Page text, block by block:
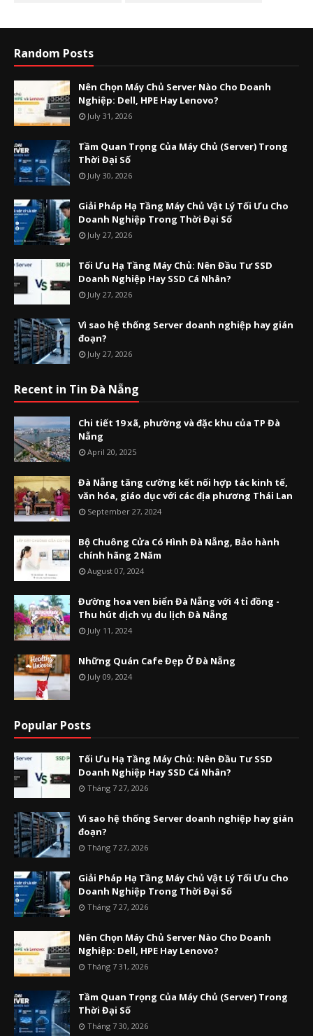
Random Posts
Nên Chọn Máy Chủ Server Nào Cho Doanh
Nghiệp: Dell, HPE Hay Lenovo?
July 31, 2026
Tầm Quan Trọng Của Máy Chủ (Server) Trong
Thời Đại Số
July 30, 2026
Giải Pháp Hạ Tầng Máy Chủ Vật Lý Tối Ưu Cho
Doanh Nghiệp Trong Thời Đại Số
July 27, 2026
Tối Ưu Hạ Tầng Máy Chủ: Nên Đầu Tư SSD
Doanh Nghiệp Hay SSD Cá Nhân?
July 27, 2026
Vì sao hệ thống Server doanh nghiệp hay gián
đoạn?
July 27, 2026
Recent in Tin Đà Nẵng
Chi tiết 19 xã, phường và đặc khu của TP Đà
Nẵng
April 20, 2025
Đà Nẵng tăng cường kết nối hợp tác kinh tế,
văn hóa, giáo dục với các địa phương Thái Lan
September 27, 2024
Bộ Chuông Cửa Có Hình Đà Nẵng, Bảo hành
chính hãng 2 Năm
August 07, 2024
Đường hoa ven biển Đà Nẵng với 4 tỉ đồng -
Thu hút dịch vụ du lịch Đà Nẵng
July 11, 2024
Những Quán Cafe Đẹp Ở Đà Nẵng
July 09, 2024
Popular Posts
Tối Ưu Hạ Tầng Máy Chủ: Nên Đầu Tư SSD
Doanh Nghiệp Hay SSD Cá Nhân?
Tháng 7 27, 2026
Vì sao hệ thống Server doanh nghiệp hay gián
đoạn?
Tháng 7 27, 2026
Giải Pháp Hạ Tầng Máy Chủ Vật Lý Tối Ưu Cho
Doanh Nghiệp Trong Thời Đại Số
Tháng 7 27, 2026
Nên Chọn Máy Chủ Server Nào Cho Doanh
Nghiệp: Dell, HPE Hay Lenovo?
Tháng 7 31, 2026
Tầm Quan Trọng Của Máy Chủ (Server) Trong
Thời Đại Số
Tháng 7 30, 2026